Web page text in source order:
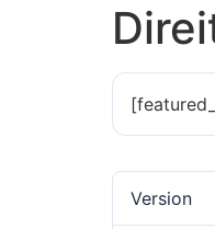
Version